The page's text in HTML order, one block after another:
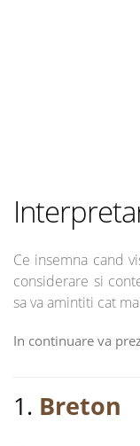
Ce insemna cand
considerare si
sa va amintiti cat
In continuare va
1. Breton